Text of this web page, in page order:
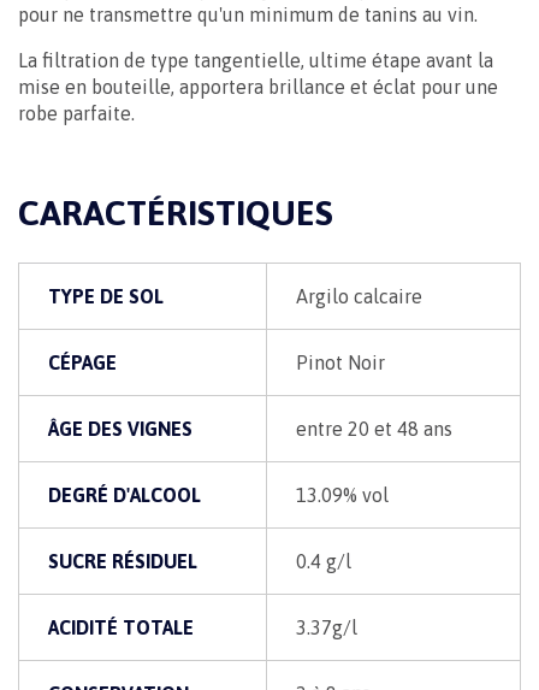
pour ne transmettre qu'un minimum de tanins au vin.
La filtration de type tangentielle, ultime étape avant la
mise en bouteille, apportera brillance et éclat pour une
robe parfaite.
CARACTÉRISTIQUES
TYPE DE SOL Argilo calcaire
CÉPAGE Pinot Noir
ÂGE DES VIGNES entre 20 et 48 ans
DEGRÉ D'ALCOOL 13.09% vol
SUCRE RÉSIDUEL 0.4 g/l
ACIDITÉ TOTALE 3.37g/l